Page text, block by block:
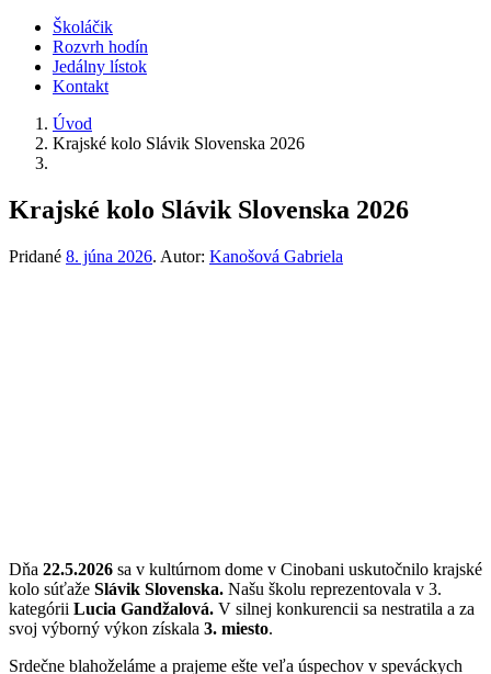
Školáčik
Rozvrh hodín
Jedálny lístok
Kontakt
Úvod
Krajské kolo Slávik Slovenska 2026
Krajské kolo Slávik Slovenska 2026
Pridané 8. júna 2026. Autor: Kanošová Gabriela
Dňa 22.5.2026 sa v kultúrnom dome v Cinobani uskutočnilo krajské
kolo súťaže Slávik Slovenska. Našu školu reprezentovala v 3.
kategórii Lucia Gandžalová. V silnej konkurencii sa nestratila a za
svoj výborný výkon získala 3. miesto.
Srdečne blahoželáme a prajeme ešte veľa úspechov v speváckych